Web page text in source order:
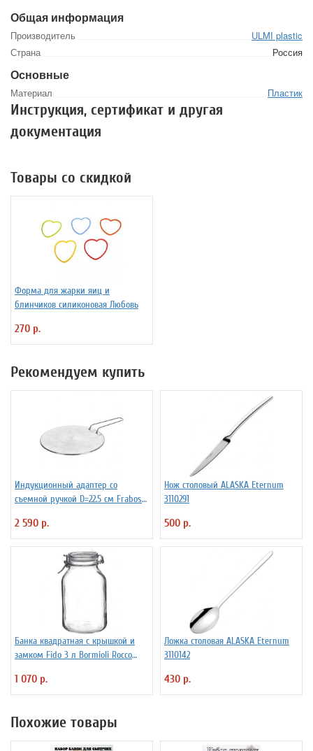
Общая информация
Производитель
ULMI plastic
Страна
Россия
Основные
Материал Пластик
Инструкция, сертификат и другая
документация
Товары со скидкой
Форма для жарки яиц и
блинчиков силиконовая Любовь
270 р.
Рекомендуем купить
Индукционный адаптер со
съемной ручкой D=22.5 см Frabosk
2 590 р.
Нож столовый ALASKA Eternum
3110291
500 р.
Банка квадратная с крышкой и
замком Fido 3 л Bormioli Rocco
1 070 р.
Ложка столовая ALASKA Eternum
3110142
430 р.
Похожие товары